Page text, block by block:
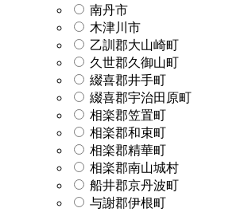
南丹市
木津川市
乙訓郡大山崎町
久世郡久御山町
綴喜郡井手町
綴喜郡宇治田原町
相楽郡笠置町
相楽郡和束町
相楽郡精華町
相楽郡南山城村
船井郡京丹波町
与謝郡伊根町